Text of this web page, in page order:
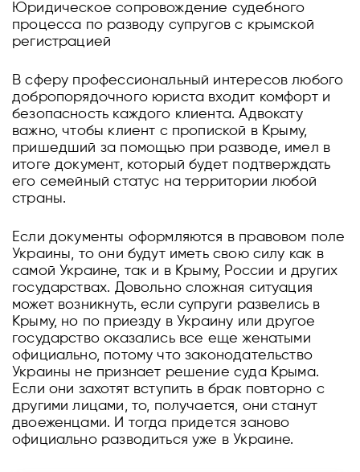
Юридическое сопровождение судебного
процесса по разводу супругов с крымской
регистрацией
В сферу профессиональный интересов любого
добропорядочного юриста входит комфорт и
безопасность каждого клиента. Адвокату
важно, чтобы клиент с пропиской в Крыму,
пришедший за помощью при разводе, имел в
итоге документ, который будет подтверждать
его семейный статус на территории любой
страны.
Если документы оформляются в правовом поле
Украины, то они будут иметь свою силу как в
самой Украине, так и в Крыму, России и других
государствах. Довольно сложная ситуация
может возникнуть, если супруги развелись в
Крыму, но по приезду в Украину или другое
государство оказались все еще женатыми
официально, потому что законодательство
Украины не признает решение суда Крыма.
Если они захотят вступить в брак повторно с
другими лицами, то, получается, они станут
двоеженцами. И тогда придется заново
официально разводиться уже в Украине.